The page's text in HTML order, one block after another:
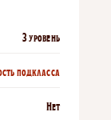
3 уровень
подкласса
Нет